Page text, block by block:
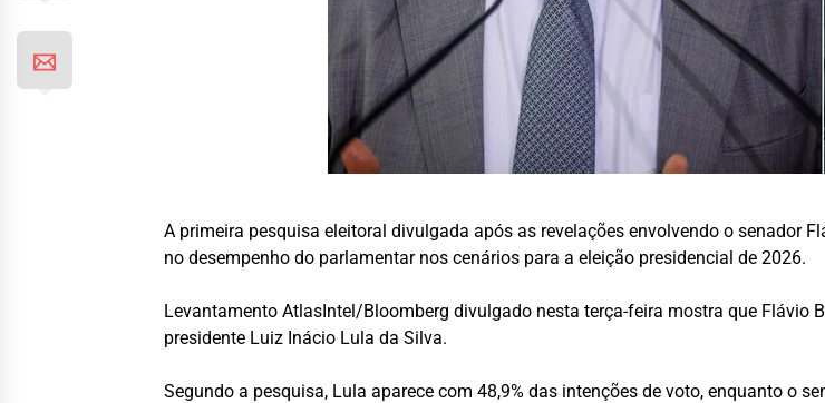
A primeira pesquisa eleitoral divulgada após as revelações envolvendo o senador
no desempenho do parlamentar nos cenários para a eleição presidencial de 2026.
Levantamento AtlasIntel/Bloomberg divulgado nesta terça-feira mostra que Flávio
presidente Luiz Inácio Lula da Silva.
Segundo a pesquisa, Lula aparece com 48,9% das intenções de voto, enquanto o